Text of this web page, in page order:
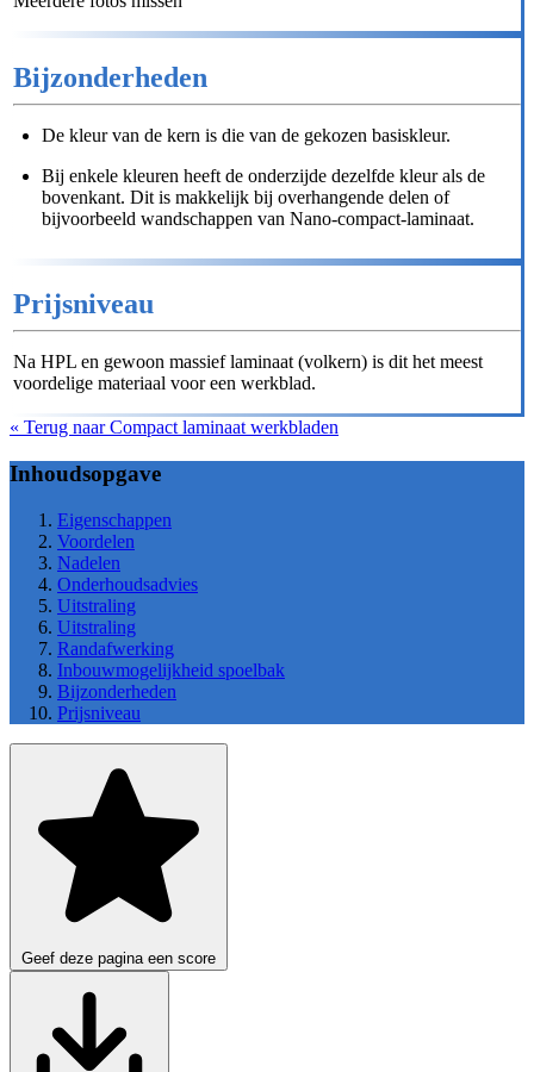
Bijzonderheden
De kleur van de kern is die van de gekozen basiskleur.
Bij enkele kleuren heeft de onderzijde dezelfde kleur als de
bovenkant. Dit is makkelijk bij overhangende delen of
bijvoorbeeld wandschappen van Nano-compact-laminaat.
Prijsniveau
Na HPL en gewoon massief laminaat (volkern) is dit het meest
voordelige materiaal voor een werkblad.
« Terug naar Compact laminaat werkbladen
Inhoudsopgave
Eigenschappen
Voordelen
Nadelen
Onderhoudsadvies
Uitstraling
Uitstraling
Randafwerking
Inbouwmogelijkheid spoelbak
Bijzonderheden
Prijsniveau
Geef deze pagina een score